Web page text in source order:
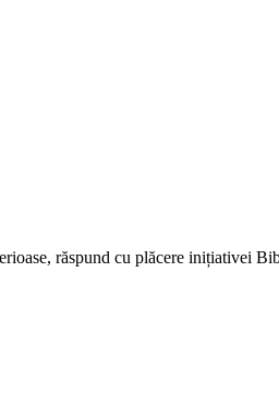
răspund cu plăcere inițiativei